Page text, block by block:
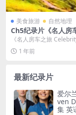
美食旅游 自然地理
Ch5纪录片《名人房
lebrity 5 Go
2017》全4集 英语英
MKV/4.1GB 房车游记
《名人房车之旅
torhoming 2017》...
1 年前
最新纪录片
爱尔
ven
集 英